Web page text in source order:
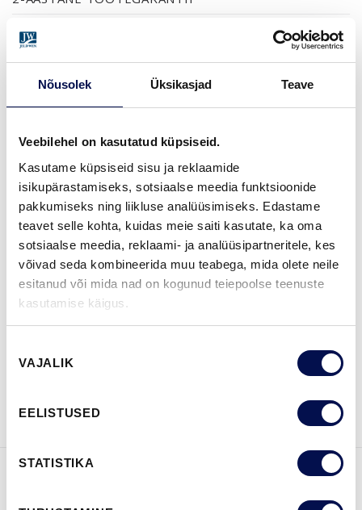
Nõusolek Üksikasjad Teave
Veebilehel on kasutatud küpsiseid.
Kasutame küpsiseid sisu ja reklaamide
isikupärastamiseks, sotsiaalse meedia funktsioonide
pakkumiseks ning liikluse analüüsimiseks. Edastame
teavet selle kohta, kuidas meie saiti kasutate, ka oma
sotsiaalse meedia, reklaami- ja analüüsipartneritele, kes
võivad seda kombineerida muu teabega, mida olete neile
esitanud või mida nad on kogunud teiepoolse teenuste
kasutamise käigus.
valik
VAJALIK
EELISTUSED
STATISTIKA
ERITOON (NCS S)
LEIA EDASIMÜÜJA
Võta meiega
ühendust